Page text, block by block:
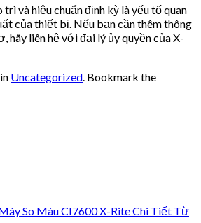
và hiệu chuẩn định kỳ là yếu tố quan
của thiết bị. Nếu bạn cần thêm thông
hãy liên hệ với đại lý ủy quyền của X-
Uncategorized . Bookmark the
So Màu CI7600 X-Rite Chi Tiết Từ